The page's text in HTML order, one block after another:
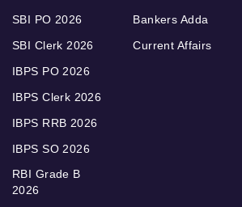
SBI PO 2026
SBI Clerk 2026
IBPS PO 2026
IBPS Clerk 2026
IBPS RRB 2026
IBPS SO 2026
RBI Grade B
2026
Bankers Adda
Current Affairs